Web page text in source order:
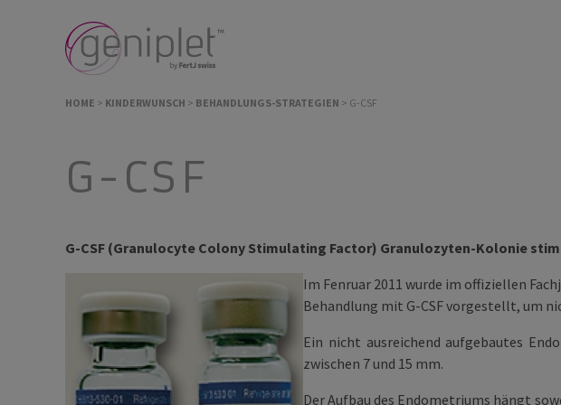
HOME > KINDERWUNSCH > BEHANDLUNGS-STRATEGIEN > G-CSF
G-CSF
G-CSF (Granulocyte Colony Stimulating Factor) Granulozyten-Kolonie
Im Fenruar 2011 wurde im offiziellen
Behandlung mit G-CSF vorgestellt, um
Ein nicht ausreichend aufgebautes
zwischen 7 und 15 mm.
Der Aufbau des Endometriums hängt